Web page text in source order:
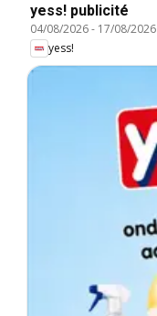
yess! publicité
04/08/2026- 17/08/2026
yess!